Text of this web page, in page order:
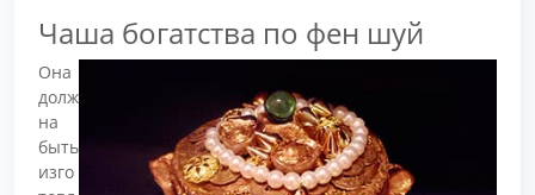
Чаша богатства по фен шуй
Она
долж
на
быть
изго